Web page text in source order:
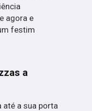
agora e
festim
a
até a sua porta